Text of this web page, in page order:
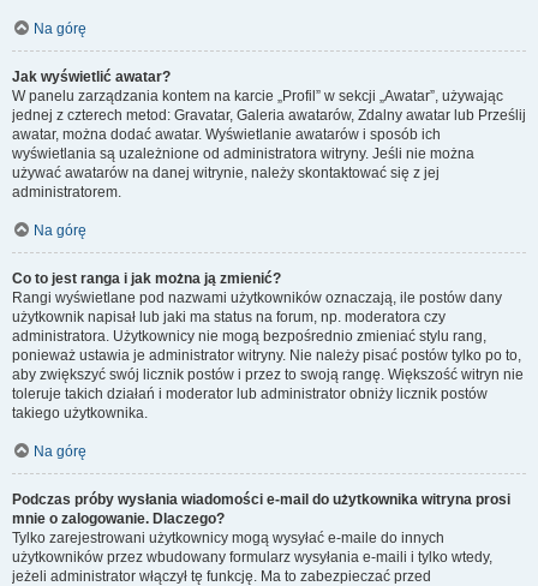
Na górę
Jak wyświetlić awatar?
W panelu zarządzania kontem na karcie „Profil” w sekcji „Awatar”, używając
jednej z czterech metod: Gravatar, Galeria awatarów, Zdalny awatar lub Prześlij
awatar, można dodać awatar. Wyświetlanie awatarów i sposób ich
wyświetlania są uzależnione od administratora witryny. Jeśli nie można
używać awatarów na danej witrynie, należy skontaktować się z jej
administratorem.
Na górę
Co to jest ranga i jak można ją zmienić?
Rangi wyświetlane pod nazwami użytkowników oznaczają, ile postów dany
użytkownik napisał lub jaki ma status na forum, np. moderatora czy
administratora. Użytkownicy nie mogą bezpośrednio zmieniać stylu rang,
ponieważ ustawia je administrator witryny. Nie należy pisać postów tylko po to,
aby zwiększyć swój licznik postów i przez to swoją rangę. Większość witryn nie
toleruje takich działań i moderator lub administrator obniży licznik postów
takiego użytkownika.
Na górę
Podczas próby wysłania wiadomości e-mail do użytkownika witryna prosi
mnie o zalogowanie. Dlaczego?
Tylko zarejestrowani użytkownicy mogą wysyłać e-maile do innych
użytkowników przez wbudowany formularz wysyłania e-maili i tylko wtedy,
jeżeli administrator włączył tę funkcję. Ma to zabezpieczać przed